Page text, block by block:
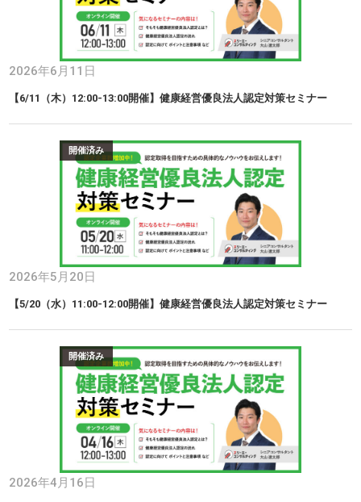
2026年6月11日
【6/11（木）12:00-13:00開催】健康経営優良法人認定対策セミナー
開催済み
2026年5月20日
【5/20（水）11:00-12:00開催】健康経営優良法人認定対策セミナー
開催済み
2026年4月16日